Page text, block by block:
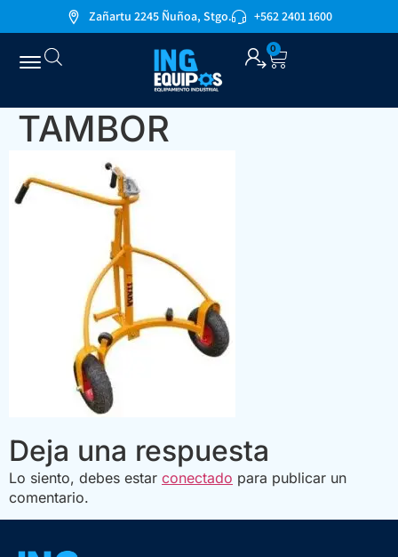
Zañartu 2245 Ñuñoa, Stgo. +562 2401 1600
0
TAMBOR
Deja una respuesta
Lo siento, debes estar conectado para publicar un
comentario.